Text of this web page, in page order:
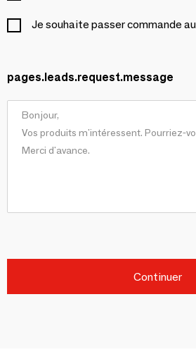
Je souhaite passer commande
pages.leads.request.message
Continuer